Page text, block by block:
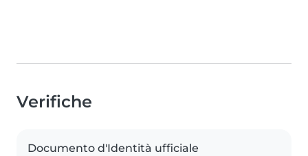
Verifiche
Documento d'Identità ufficiale